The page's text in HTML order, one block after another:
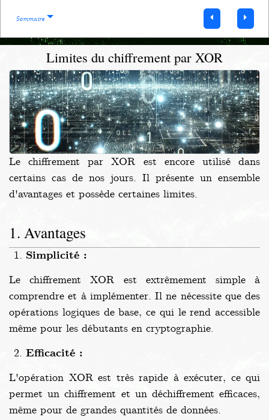
Sommaire
Limites du chiffrement par XOR
Le chiffrement par XOR est encore utilisé dans
certains cas de nos jours. Il présente un ensemble
d'avantages et possède certaines limites.
Avantages
Simplicité :
Le chiffrement XOR est extrêmement simple à
comprendre et à implémenter. Il ne nécessite que des
opérations logiques de base, ce qui le rend accessible
même pour les débutants en cryptographie.
Efficacité :
L'opération XOR est très rapide à exécuter, ce qui
permet un chiffrement et un déchiffrement efficaces,
même pour de grandes quantités de données.